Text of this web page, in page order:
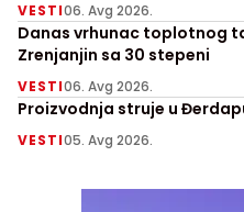
VESTI06. Avg 2026.
Danas vrhunac toplotnog
Zrenjanjin sa 30 stepeni
VESTI06. Avg 2026.
Proizvodnja struje u
VESTI05. Avg 2026.